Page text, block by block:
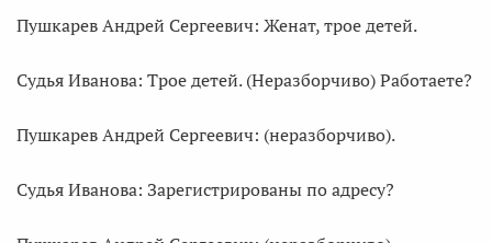
Пушкарев Андрей Сергеевич: Женат, трое детей.
Судья Иванова: Трое детей. (Неразборчиво) Работаете?
Пушкарев Андрей Сергеевич: (неразборчиво).
Судья Иванова: Зарегистрированы по адресу?